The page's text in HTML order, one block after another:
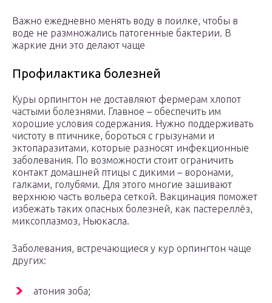
Важно ежедневно менять воду в поилке, чтобы в
воде не размножались патогенные бактерии. В
жаркие дни это делают чаще
Профилактика болезней
Куры орпингтон не доставляют фермерам хлопот
частыми болезнями. Главное – обеспечить им
хорошие условия содержания. Нужно поддерживать
чистоту в птичнике, бороться с грызунами и
эктопаразитами, которые разносят инфекционные
заболевания. По возможности стоит ограничить
контакт домашней птицы с дикими – воронами,
галками, голубями. Для этого многие зашивают
верхнюю часть вольера сеткой. Вакцинация поможет
избежать таких опасных болезней, как пастереллёз,
миксоплазмоз, Ньюкасла.
Заболевания, встречающиеся у кур орпингтон чаще
других:
атония зоба;